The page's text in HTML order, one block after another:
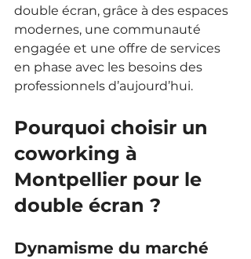
double écran, grâce à des espaces
modernes, une communauté
engagée et une offre de services
en phase avec les besoins des
professionnels d’aujourd’hui.
Pourquoi choisir un
coworking à
Montpellier pour le
double écran ?
Dynamisme du marché